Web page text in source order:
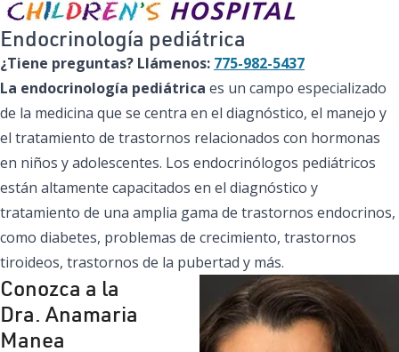
Endocrinología pediátrica
¿Tiene preguntas? Llámenos: 775-982-5437
La endocrinología pediátrica es un campo especializado
de la medicina que se centra en el diagnóstico, el manejo y
el tratamiento de trastornos relacionados con hormonas
en niños y adolescentes. Los endocrinólogos pediátricos
están altamente capacitados en el diagnóstico y
tratamiento de una amplia gama de trastornos endocrinos,
como diabetes, problemas de crecimiento, trastornos
tiroideos, trastornos de la pubertad y más.
Conozca a la
Dra. Anamaria
Manea